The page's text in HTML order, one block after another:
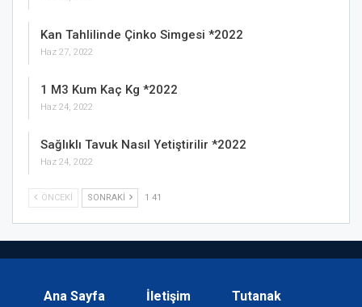
Kan Tahlilinde Çinko Simgesi *2022
Haz 27, 2022
1 M3 Kum Kaç Kg *2022
Haz 24, 2022
Sağlıklı Tavuk Nasıl Yetiştirilir *2022
Haz 24, 2022
ÖNCEKI SONRAKI 1 41
Ana Sayfa İletişim Tutanak